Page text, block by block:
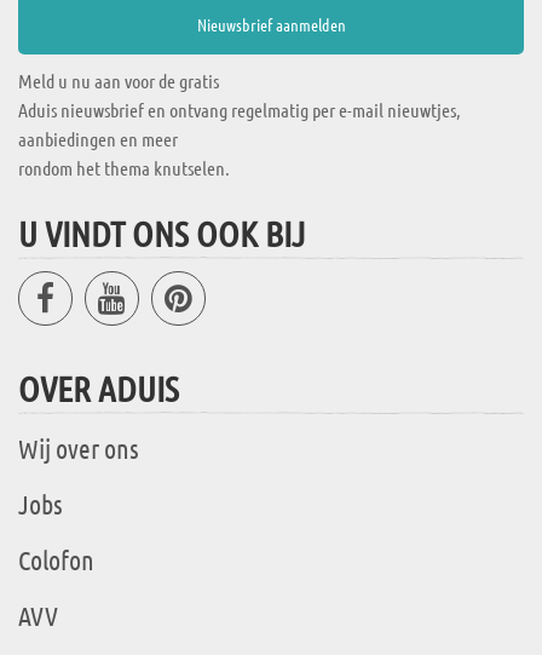
Meld u nu aan voor de gratis
Aduis nieuwsbrief en ontvang regelmatig per e-mail nieuwtjes,
aanbiedingen en meer
rondom het thema knutselen.
U VINDT ONS OOK BIJ
OVER ADUIS
Wij over ons
Jobs
Colofon
AVV